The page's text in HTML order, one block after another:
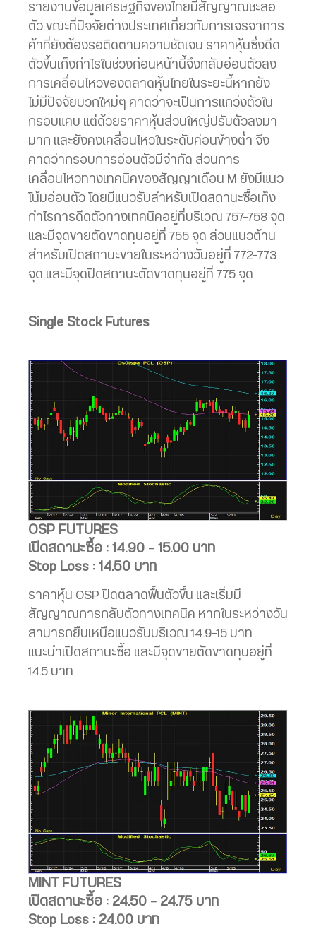
รายงานข้อมูลเศรษฐกิจของไทยมีสัญญาณชะลอ
ตัว ขณะที่ปัจจัยต่างประเทศเกี่ยวกับการเจรจาการ
ค้าที่ยังต้องรอติดตามความชัดเจน ราคาหุ้นซึ่งดีด
ตัวขึ้นเก็งกำไรในช่วงก่อนหน้านี้จึงกลับอ่อนตัวลง
การเคลื่อนไหวของตลาดหุ้นไทยในระยะนี้หากยัง
ไม่มีปัจจัยบวกใหม่ๆ คาดว่าจะเป็นการแกว่งตัวใน
กรอบแคบ แต่ด้วยราคาหุ้นส่วนใหญ่ปรับตัวลงมา
มาก และยังคงเคลื่อนไหวในระดับค่อนข้างต่ำ จึง
คาดว่ากรอบการอ่อนตัวมีจำกัด ส่วนการ
เคลื่อนไหวทางเทคนิคของสัญญาเดือน M ยังมีแนว
โน้มอ่อนตัว โดยมีแนวรับสำหรับเปิดสถานะซื้อเก็ง
กำไรการดีดตัวทางเทคนิคอยู่ที่บริเวณ 757-758 จุด
และมีจุดขายตัดขาดทุนอยู่ที่ 755 จุด ส่วนแนวต้าน
สำหรับเปิดสถานะขายในระหว่างวันอยู่ที่ 772-773
จุด และมีจุดปิดสถานะตัดขาดทุนอยู่ที่ 775 จุด
Single Stock Futures
OSP FUTURES
เปิดสถานะซื้อ : 14.90 – 15.00 บาท
Stop Loss : 14.50 บาท
ราคาหุ้น OSP ปิดตลาดฟื้นตัวขึ้น และเริ่มมี
สัญญาณการกลับตัวทางเทคนิค หากในระหว่างวัน
สามารถยืนเหนือแนวรับบริเวณ 14.9-15 บาท
แนะนำเปิดสถานะซื้อ และมีจุดขายตัดขาดทุนอยู่ที่
14.5 บาท
MINT FUTURES
เปิดสถานะซื้อ : 24.50 – 24.75 บาท
Stop Loss : 24.00 บาท